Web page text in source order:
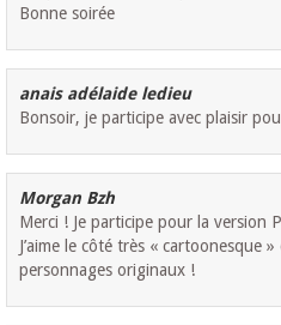
Bonne soirée
anais adélaide ledieu
Bonsoir, je participe avec plaisir
Morgan Bzh
Merci ! Je participe pour la version
J’aime le côté très « cartoonesque
personnages originaux !